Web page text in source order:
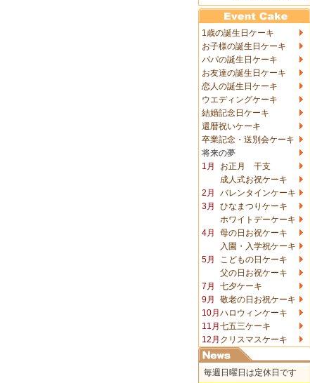
1歳の誕生日ケーキ
お子様の誕生日ケーキ
パパの誕生日ケーキ
お友達の誕生日ケーキ
恋人の誕生日ケーキ
ウエディングケーキ
結婚記念日ケーキ
還暦祝いケーキ
卒業記念・送別会ケーキ
将来の夢
1月
お正月 干支
成人式お祝ケーキ
2月
バレンタインケーキ
3月
ひなまつりケーキ
ホワイトデーケーキ
4月
母の日お祝ケーキ
入園・入学祝ケーキ
5月
こどもの日ケーキ
父の日お祝ケーキ
7月
七夕ケーキ
9月
敬老の日お祝ケーキ
10月 ハロウィンケーキ
11月 七五三ケーキ
12月 クリスマスケーキ
毎週日曜日は定休日です